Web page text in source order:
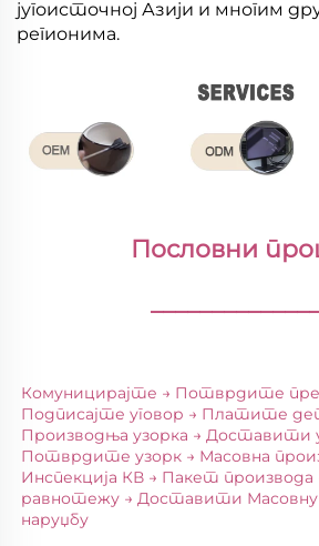
југоисточној Азији и многим
регионима.
Пословни
Комуницирајте → Потврдите
Подписајте уговор → Платите
Производња узорка → Доставити
Потврдите узорк → Масовна
Инспекција КВ → Пакет
равнотежу → Доставити
наруџбу